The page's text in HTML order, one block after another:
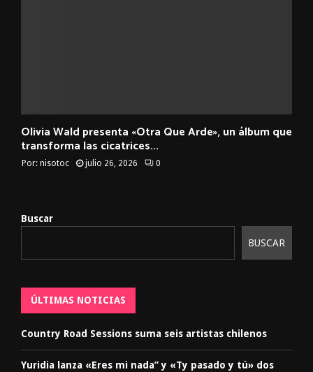
Olivia Wald presenta «Otra Que Arde», un álbum que
transforma las cicatrices...
Por: nisotoc julio 26, 2026 0
Buscar
BUSCAR
ÚLTIMAS NOTICIAS
Country Road Sessions suma seis artistas chilenos
Yuridia lanza «Eres mi nada” y «Ty pasado y tú» dos